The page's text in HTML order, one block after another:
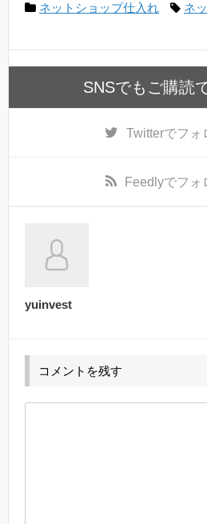
ネットショップ仕入れ ネ
SNSでもご購読
Twitterでフォ
Feedlyでフォ
yuinvest
コメントを残す